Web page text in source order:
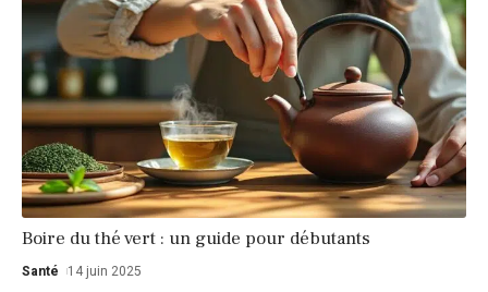
Boire du thé vert : un guide pour débutants
Santé 14 juin 2025